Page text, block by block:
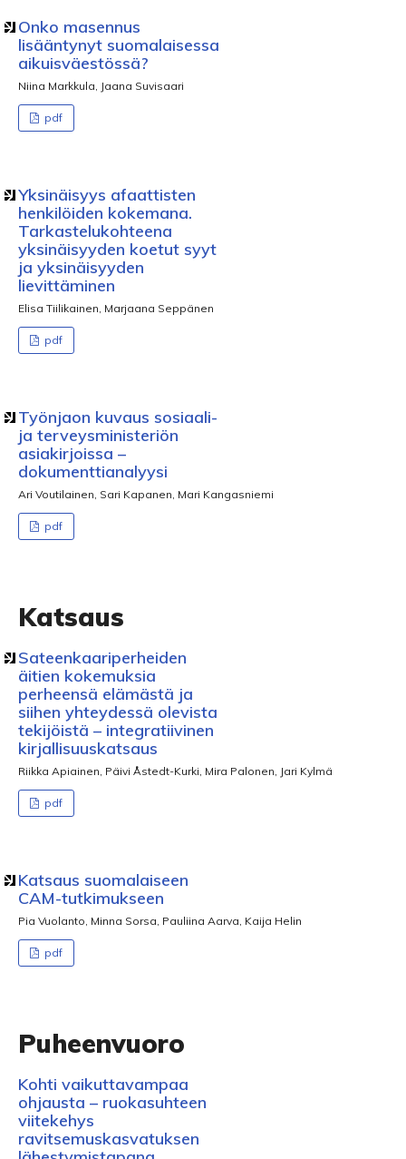
Onko masennus
lisääntynyt suomalaisessa
aikuisväestössä?
Niina Markkula, Jaana Suvisaari
pdf
Yksinäisyys afaattisten
henkilöiden kokemana.
Tarkastelukohteena
yksinäisyyden koetut syyt
ja yksinäisyyden
lievittäminen
Elisa Tiilikainen, Marjaana Seppänen
pdf
Työnjaon kuvaus sosiaali-
ja terveysministeriön
asiakirjoissa –
dokumenttianalyysi
Ari Voutilainen, Sari Kapanen, Mari Kangasniemi
pdf
Katsaus
Sateenkaariperheiden
äitien kokemuksia
perheensä elämästä ja
siihen yhteydessä olevista
tekijöistä – integratiivinen
kirjallisuuskatsaus
Riikka Apiainen, Päivi Åstedt-Kurki, Mira Palonen, Jari Kylmä
pdf
Katsaus suomalaiseen
CAM-tutkimukseen
Pia Vuolanto, Minna Sorsa, Pauliina Aarva, Kaija Helin
pdf
Puheenvuoro
Kohti vaikuttavampaa
ohjausta – ruokasuhteen
viitekehys
ravitsemuskasvatuksen